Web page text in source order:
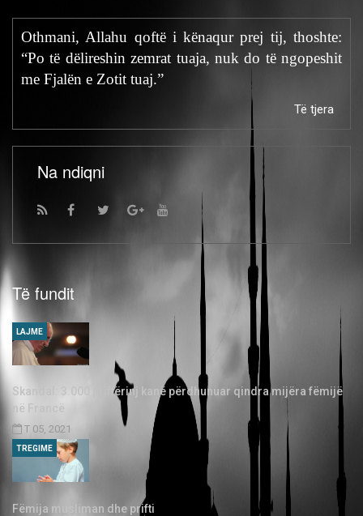
Othmani, Allahu qoftë i kënaqur prej tij, thoshte:
“Po të dëlireshin zemrat tuaja, nuk do të ngopeshit
me Fjalën e Zotit tuaj.”
Të tjera
Na ndiqni
Të fundit
Skandal: 3.000 priftërinj kanë përdhunuar qindra mijëra fëmijë
në Francë
T 05, 2021
LAJME
Fëmija musliman dhe prifti
TREGIME